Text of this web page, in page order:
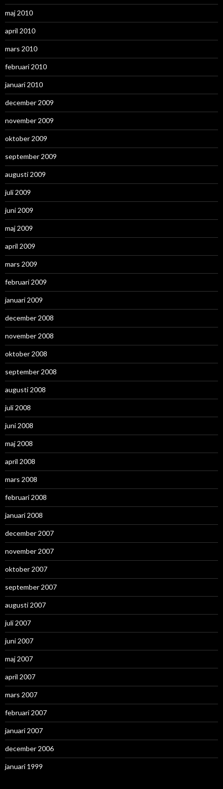
maj 2010
april 2010
mars 2010
februari 2010
januari 2010
december 2009
november 2009
oktober 2009
september 2009
augusti 2009
juli 2009
juni 2009
maj 2009
april 2009
mars 2009
februari 2009
januari 2009
december 2008
november 2008
oktober 2008
september 2008
augusti 2008
juli 2008
juni 2008
maj 2008
april 2008
mars 2008
februari 2008
januari 2008
december 2007
november 2007
oktober 2007
september 2007
augusti 2007
juli 2007
juni 2007
maj 2007
april 2007
mars 2007
februari 2007
januari 2007
december 2006
januari 1999